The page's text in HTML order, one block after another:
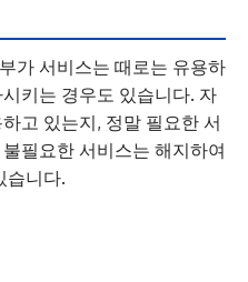
가 서비스는 때로는 유용하
키는 경우도 있습니다. 자
고 있는지, 정말 필요한 서
필요한 서비스는 해지하여
습니다.